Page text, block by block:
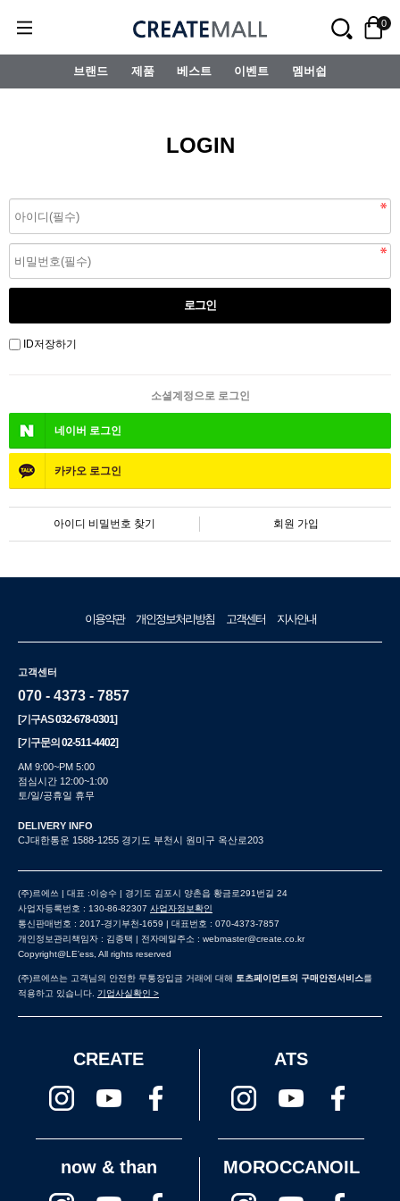
0
브랜드 제품 베스트 이벤트 멤버쉽
LOGIN
ID저장하기
소셜계정으로 로그인
네이버 로그인
카카오 로그인
아이디 비밀번호 찾기 회원 가입
이용약관 개인정보처리방침 고객센터 지사안내
고객센터
070 - 4373 - 7857
[기구AS032-678-0301]
[기구문의02-511-4402]
AM 9:00~PM 5:00
점심시간 12:00~1:00
토/일/공휴일 휴무
DELIVERY INFO
CJ대한통운 1588-1255 경기도 부천시 원미구 옥산로203
(주)르에쓰 | 대표 :이승수 | 경기도 김포시 양촌읍 황금로291번길 24
사업자등록번호 : 130-86-82307 사업자정보확인
통신판매번호 : 2017-경기부천-1659 | 대표번호 : 070-4373-7857
개인정보관리책임자 : 김종택 | 전자메일주소 : webmaster@create.co.kr
Copyright@LE'ess, All rights reserved
(주)르에쓰는 고객님의 안전한 무통장입금 거래에 대해 토츠페이먼트의 구매안전서비스를
적용하고 있습니다. 기업사실확인 >
CREATE ATS
now & than MOROCCANOIL